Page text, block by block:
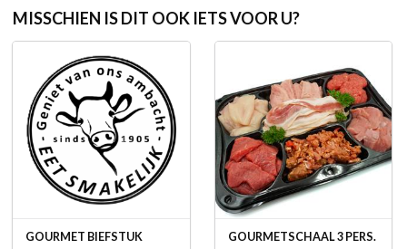
MISSCHIEN IS DIT OOK IETS VOOR U?
GOURMET BIEFSTUK GOURMETSCHAAL 3 PERS.